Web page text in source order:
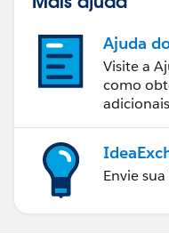
Ajuda
Visite a
como
Envie